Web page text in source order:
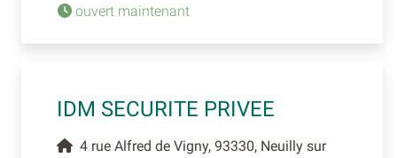
ouvert maintenant
IDM SECURITE PRIVEE
4 rue Alfred de Vigny, 93330, Neuilly sur